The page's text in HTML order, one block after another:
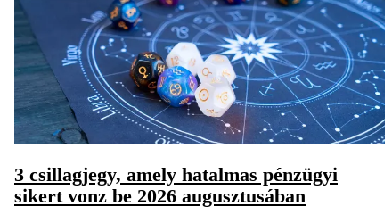
3 csillagjegy, amely hatalmas pénzügyi
sikert vonz be 2026 augusztusában